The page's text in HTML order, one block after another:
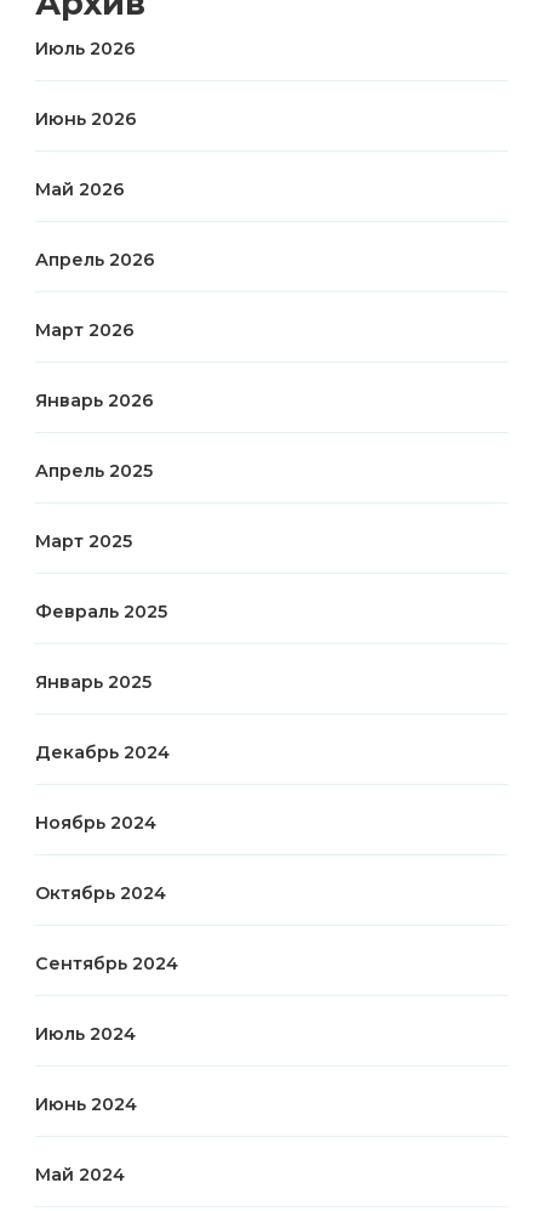
Июль 2026
Июнь 2026
Май 2026
Апрель 2026
Март 2026
Январь 2026
Апрель 2025
Март 2025
Февраль 2025
Январь 2025
Декабрь 2024
Ноябрь 2024
Октябрь 2024
Сентябрь 2024
Июль 2024
Июнь 2024
Май 2024